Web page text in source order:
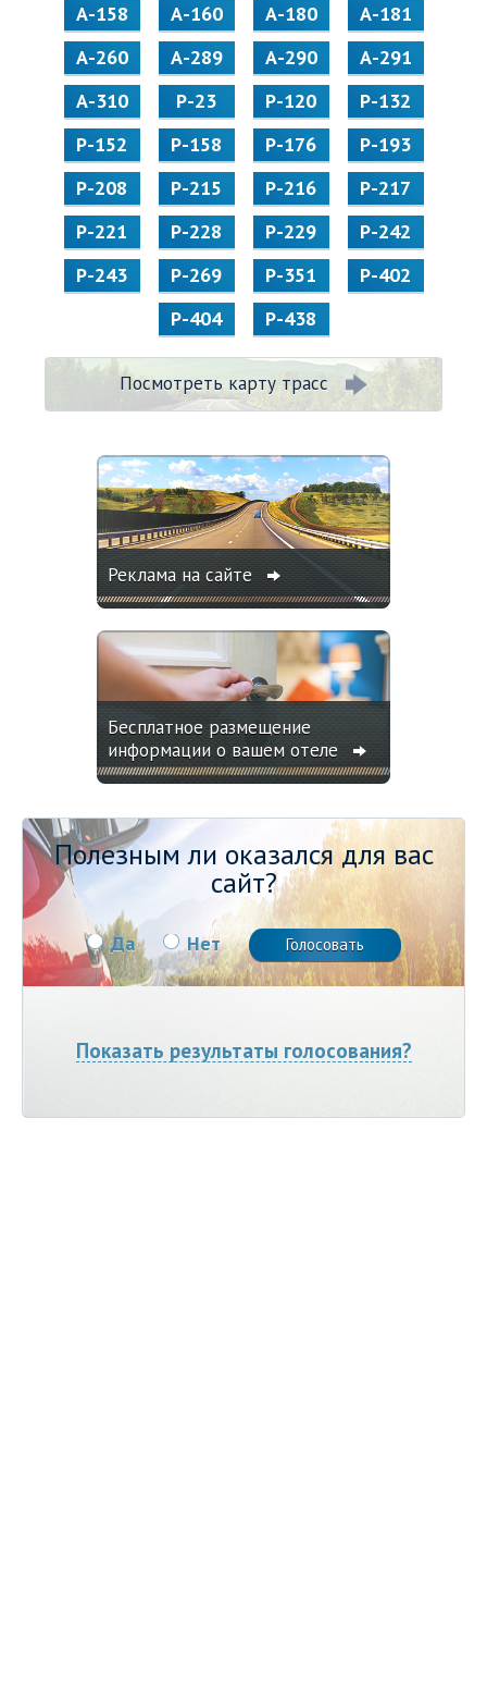
А-158
А-160 А-180
А-181
А-260
А-289 А-290
А-291
А-310
Р-23 Р-120
Р-132
Р-152
Р-158 Р-176
Р-193
Р-208
Р-215 Р-216
Р-217
Р-221
Р-228 Р-229
Р-242
Р-243
Р-269 Р-351
Р-402
Р-404
Р-438
Посмотреть карту трасс
Реклама на сайте
Бесплатное размещение
информации о вашем отеле
Полезным ли оказался для вас
сайт?
Да Нет
Показать результаты голосования?